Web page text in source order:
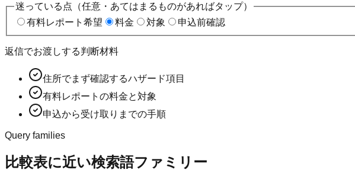
迷っている点（任意・あてはまるものがあればタップ）
有料レポート希望
料金 対象 申込前確認
返信でお渡しする判断材料
住所でまず確認するハザード項目
有料レポートの料金と対象
申込から受け取りまでの手順
Query families
比較表に近い検索語ファミリー